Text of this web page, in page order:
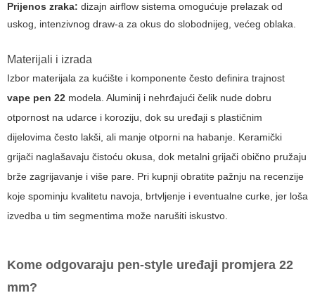
Prijenos zraka: dizajn airflow sistema omogućuje prelazak od
uskog, intenzivnog draw-a za okus do slobodnijeg, većeg oblaka.
Materijali i izrada
Izbor materijala za kućište i komponente često definira trajnost
vape pen 22 modela. Aluminij i nehrđajući čelik nude dobru
otpornost na udarce i koroziju, dok su uređaji s plastičnim
dijelovima često lakši, ali manje otporni na habanje. Keramički
grijači naglašavaju čistoću okusa, dok metalni grijači obično pružaju
brže zagrijavanje i više pare. Pri kupnji obratite pažnju na recenzije
koje spominju kvalitetu navoja, brtvljenje i eventualne curke, jer loša
izvedba u tim segmentima može narušiti iskustvo.
Kome odgovaraju pen-style uređaji promjera 22
mm?